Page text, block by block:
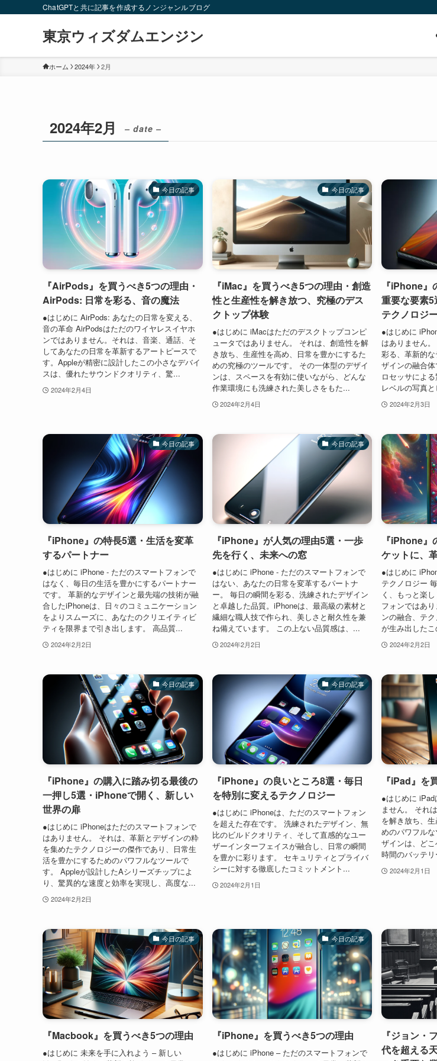
ChatGPTと共に記事を作成するノンジャンルブログ
東京ウィズダムエンジン
ホーム 2024年 2月
2024年2月 – date –
今日の記事
『AirPods』を買うべき5つの理由・
AirPods: 日常を彩る、音の魔法
●はじめに AirPods: あなたの日常を変える、
音の革命 AirPodsはただのワイヤレスイヤホ
ンではありません。それは、音楽、通話、そ
してあなたの日常を革新するアートピースで
す。Appleが精密に設計したこの小さなデバイ
スは、優れたサウンドクオリティ、驚...
2024年2月4日
今日の記事
『iMac』を買うべき5つの理由・創造
性と生産性を解き放つ、究極のデス
クトップ体験
●はじめに iMacはただのデスクトップコンピ
ュータではありません。 それは、創造性を解
き放ち、生産性を高め、日常を豊かにするた
めの究極のツールです。 その一体型のデザイ
ンは、スペースを有効に使いながら、どんな
作業環境にも洗練された美しさをもた...
2024年2月4日
『iPhone
重要な要素
テクノロジ
●はじめに
はありません
彩る、革新的
ザインの融合
ロセッサによ
レベルの写真
2024年2月3日
今日の記事
『iPhone』の特長5選・生活を変革
するパートナー
●はじめに iPhone - ただのスマートフォンで
はなく、毎日の生活を豊かにするパートナー
です。 革新的なデザインと最先端の技術が融
合したiPhoneは、日々のコミュニケーション
をよりスムーズに、あなたのクリエイティビ
ティを限界まで引き出します。 高品質...
2024年2月2日
今日の記事
『iPhone』が人気の理由5選・一歩
先を行く、未来への窓
●はじめに iPhone - ただのスマートフォンで
はない、あなたの日常を変革するパートナ
ー。 毎日の瞬間を彩る、洗練されたデザイン
と卓越した品質。iPhoneは、最高級の素材と
繊細な職人技で作られ、美しさと耐久性を兼
ね備えています。 この上ない品質感は、...
2024年2月2日
『iPhone
ケットに、
●はじめに
テクノロジー
く、もっと楽
フォンではあ
ンの融合、テ
が生み出した
2024年2月2日
今日の記事
『iPhone』の購入に踏み切る最後の
一押し5選・iPhoneで開く、新しい
世界の扉
●はじめに iPhoneはただのスマートフォンで
はありません。 それは、革新とデザインの粋
を集めたテクノロジーの傑作であり、日常生
活を豊かにするためのパワフルなツールで
す。 Appleが設計したAシリーズチップによ
り、驚異的な速度と効率を実現し、高度な...
2024年2月2日
今日の記事
『iPhone』の良いところ8選・毎日
を特別に変えるテクノロジー
●はじめに iPhoneは、ただのスマートフォン
を超えた存在です。 洗練されたデザイン、無
比のビルドクオリティ、そして直感的なユー
ザーインターフェイスが融合し、日常の瞬間
を豊かに彩ります。 セキュリティとプライバ
シーに対する徹底したコミットメント...
2024年2月1日
『iPad』を
●はじめに iPad
ません。 それ
を解き放ち、
めのパワフル
ザインは、ど
時間のバッテ
2024年2月1日
今日の記事
『Macbook』を買うべき5つの理由
●はじめに 未来を手に入れよう – 新しい
今日の記事
『iPhone』を買うべき5つの理由
●はじめに iPhone – ただのスマートフォンで
『ジョン・
代を超える